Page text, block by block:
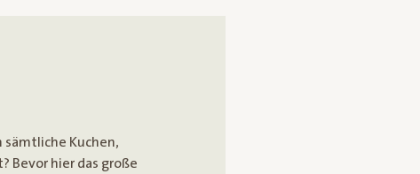
sämtliche Kuchen,
Bevor hier das große